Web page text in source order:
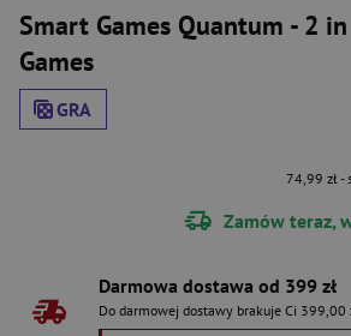
Smart Games Quantum - 2 in
Games
GRA
74,99 zł-
Zamów teraz,
Darmowa dostawa od 399 zł
Do darmowej dostawy brakuje Ci 399,00